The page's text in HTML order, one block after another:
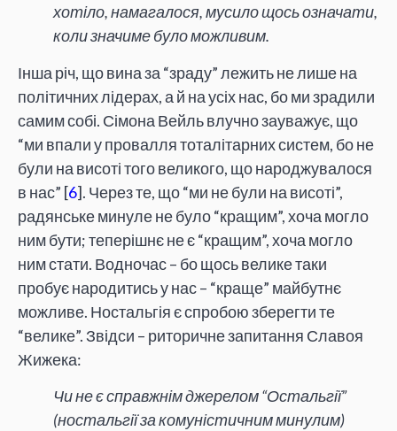
хотіло, намагалося, мусило щось означати,
коли значиме було можливим.
Інша річ, що вина за “зраду” лежить не лише на
політичних лідерах, а й на усіх нас, бо ми зрадили
самим собі. Сімона Вейль влучно зауважує, що
“ми впали у провалля тоталітарних систем, бо не
були на висоті того великого, що народжувалося
в нас” [6]. Через те, що “ми не були на висоті”,
радянське минуле не було “кращим”, хоча могло
ним бути; теперішнє не є “кращим”, хоча могло
ним стати. Водночас – бо щось велике таки
пробує народитись у нас – “краще” майбутнє
можливе. Ностальгія є спробою зберегти те
“велике”. Звідси – риторичне запитання Славоя
Жижека:
Чи не є справжнім джерелом “Остальгії”
(ностальгії за комуністичним минулим)